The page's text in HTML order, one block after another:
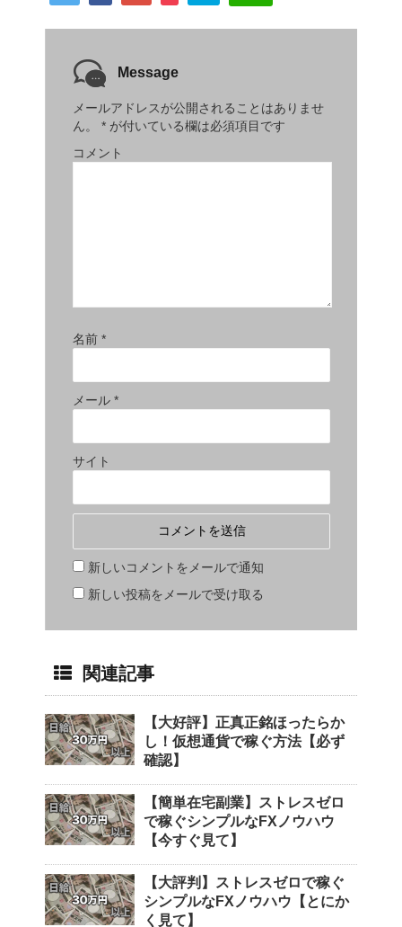
Message
メールアドレスが公開されることはありませ
ん。
* が付いている欄は必須項目です
コメント
名前 *
メール *
サイト
新しいコメントをメールで通知
新しい投稿をメールで受け取る
関連記事
【大好評】正真正銘ほったらか
し！仮想通貨で稼ぐ方法【必ず
確認】
【簡単在宅副業】ストレスゼロ
で稼ぐシンプルなFXノウハウ
【今すぐ見て】
【大評判】ストレスゼロで稼ぐ
シンプルなFXノウハウ【とにか
く見て】